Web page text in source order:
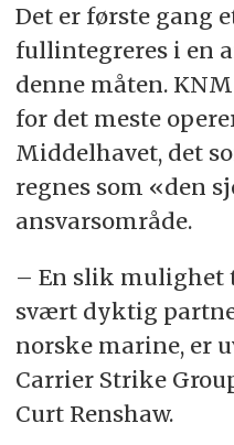
Det er første gang
fullintegreres i en
denne måten.
for det meste
Middelhavet, det
regnes som «den
ansvarsområde.
– En slik mulighet
svært dyktig
norske marine, er
Carrier Strike
Curt Renshaw.